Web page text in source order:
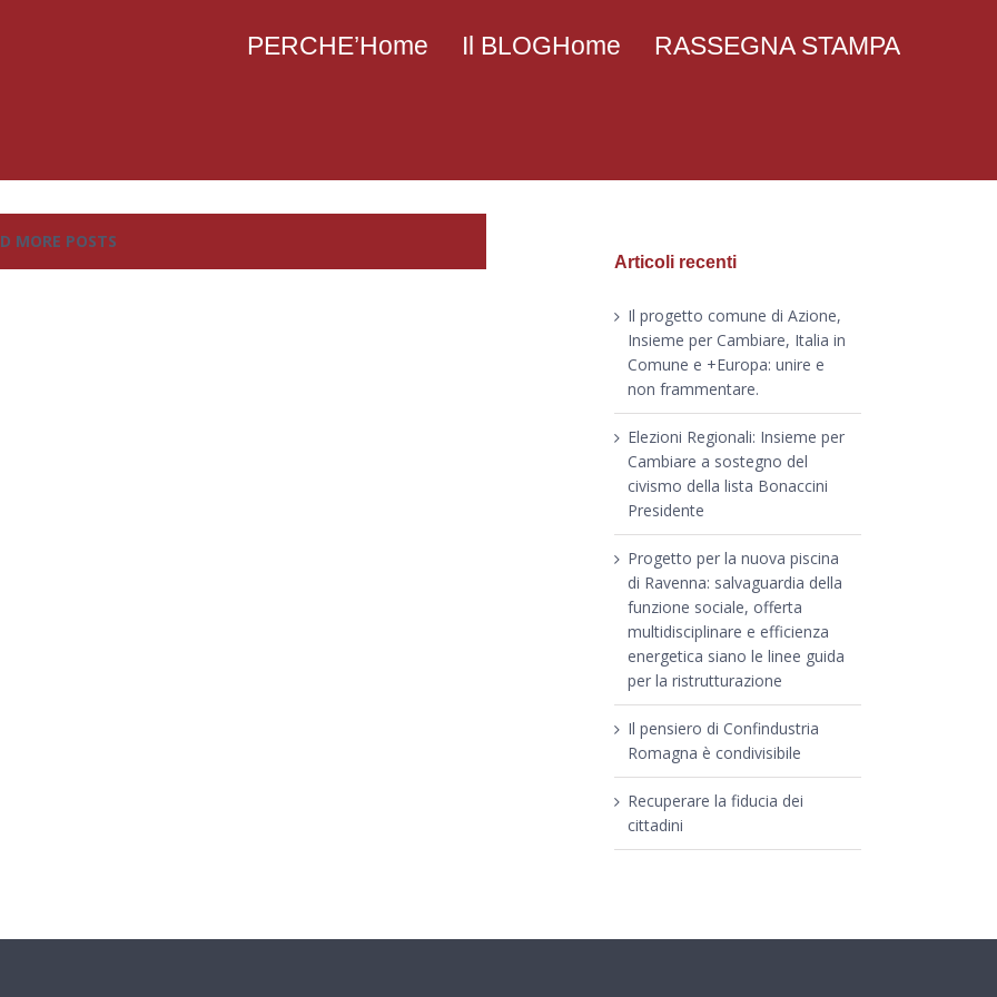
PERCHE’Home Il BLOGHome RASSEGNA STAMPA
MORE POSTS
Articoli recenti
Il progetto comune di Azione,
Insieme per Cambiare, Italia in
Comune e +Europa: unire e
non frammentare.
Elezioni Regionali: Insieme per
Cambiare a sostegno del
civismo della lista Bonaccini
Presidente
Progetto per la nuova piscina
di Ravenna: salvaguardia della
funzione sociale, offerta
multidisciplinare e efficienza
energetica siano le linee guida
per la ristrutturazione
Il pensiero di Confindustria
Romagna è condivisibile
Recuperare la fiducia dei
cittadini